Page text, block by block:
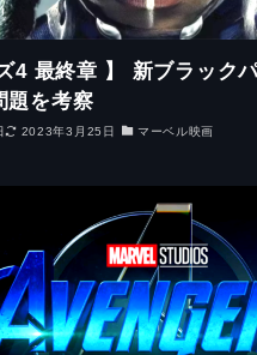
4 最終章 】 新ブラック
題を考察
2023年3月25日 マーベル映画